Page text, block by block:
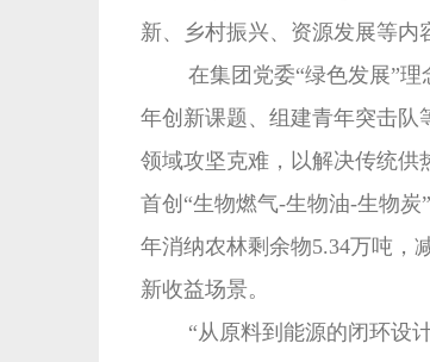
新、乡村振兴、资源发展等内
在集团党委“绿色发展”理念
年创新课题、组建青年突击队
领域攻坚克难，以解决传统供
首创“生物燃气-生物油-生物
年消纳农林剩余物5.34万吨，
新收益场景。
“从原料到能源的闭环设计